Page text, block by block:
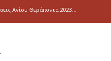
Αγίου Θεράποντα 2023...